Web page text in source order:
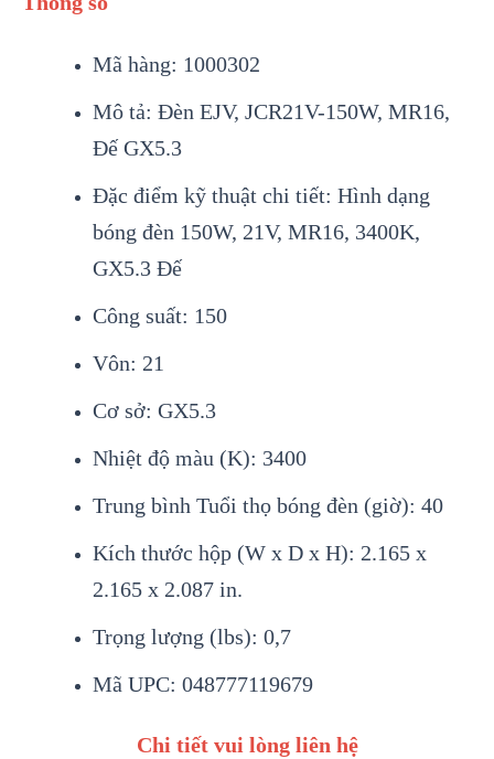
Mã hàng: 1000302
Mô tả: Đèn EJV, JCR21V-150W, MR16,
Đế GX5.3
Đặc điểm kỹ thuật chi tiết: Hình dạng
bóng đèn 150W, 21V, MR16, 3400K,
GX5.3 Đế
Công suất: 150
Vôn: 21
Cơ sở: GX5.3
Nhiệt độ màu (K): 3400
Trung bình Tuổi thọ bóng đèn (giờ): 40
Kích thước hộp (W x D x H): 2.165 x
2.165 x 2.087 in.
Trọng lượng (lbs): 0,7
Mã UPC: 048777119679
Chi tiết vui lòng liên hệ